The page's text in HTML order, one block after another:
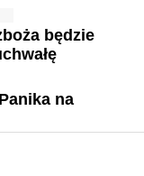
będzie
na